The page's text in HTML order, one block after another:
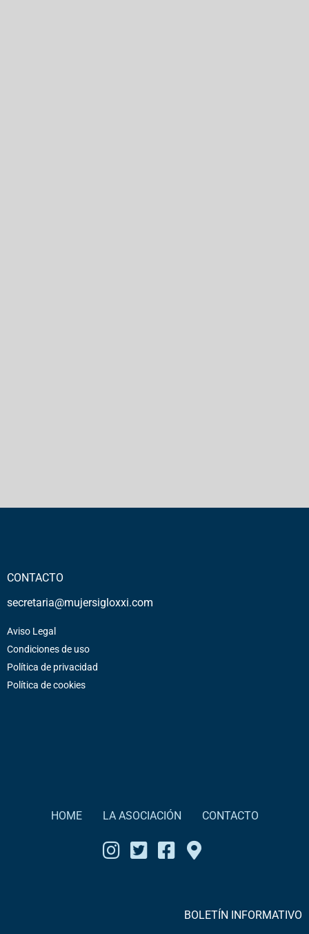
CONTACTO
secretaria@mujersigloxxi.com
Aviso Legal
Condiciones de uso
Política de privacidad
Política de cookies
HOME LA ASOCIACIÓN CONTACTO
BOLETÍN INFORMATIVO